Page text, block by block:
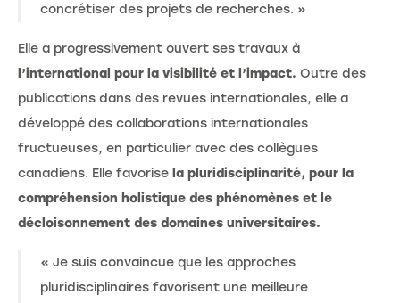
concrétiser des projets de recherches. »
Elle a progressivement ouvert ses travaux à
l’international pour la visibilité et l’impact. Outre des
publications dans des revues internationales, elle a
développé des collaborations internationales
fructueuses, en particulier avec des collègues
canadiens. Elle favorise la pluridisciplinarité, pour la
compréhension holistique des phénomènes et le
décloisonnement des domaines universitaires.
« Je suis convaincue que les approches
pluridisciplinaires favorisent une meilleure